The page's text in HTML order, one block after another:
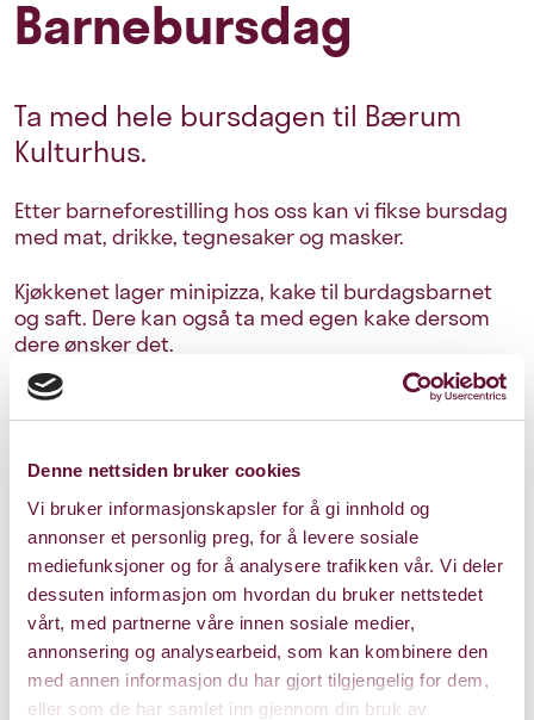
Denne nettsiden bruker cookies
Vi bruker informasjonskapsler for å gi innhold og
annonser et personlig preg, for å levere sosiale
mediefunksjoner og for å analysere trafikken vår. Vi deler
dessuten informasjon om hvordan du bruker nettstedet
vårt, med partnerne våre innen sosiale medier,
annonsering og analysearbeid, som kan kombinere den
med annen informasjon du har gjort tilgjengelig for dem,
eller som de har samlet inn gjennom din bruk av
Barnebursdag
Ta med hele bursdagen til Bærum
Kulturhus.
Etter barneforestilling hos oss kan vi fikse bursdag
med mat, drikke, tegnesaker og masker.
Kjøkkenet lager minipizza, kake til burdagsbarnet
og saft. Dere kan også ta med egen kake dersom
dere ønsker det.
Det er bare når vi viser barneforestillinger
bursdagsfest kan arrangeres.
Priser
Billetter til barneforestilling kjøpes på
forestillingssiden.
Mat 120.– per barn.
Tar dere med egen kake er prisen 85.– per barn.